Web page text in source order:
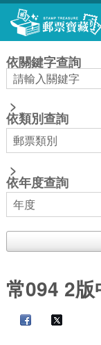
跳到主要內容區塊
依關鍵字查詢
>
依類別查詢
>
依年度查詢
常094 2